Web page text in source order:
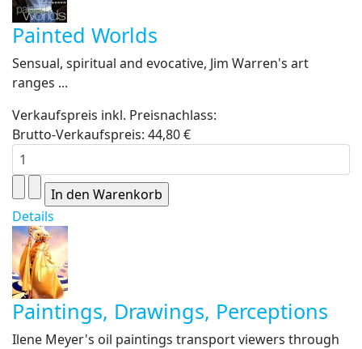
Painted Worlds
Sensual, spiritual and evocative, Jim Warren's art
ranges ...
Verkaufspreis inkl. Preisnachlass:
Brutto-Verkaufspreis: 44,80 €
Details
Paintings, Drawings, Perceptions
Ilene Meyer's oil paintings transport viewers through